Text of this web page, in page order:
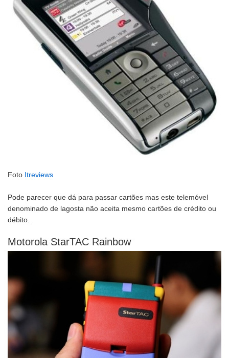
Foto Itreviews
Pode parecer que dá para passar cartões mas este telemóvel
denominado de lagosta não aceita mesmo cartões de crédito ou
débito.
Motorola StarTAC Rainbow